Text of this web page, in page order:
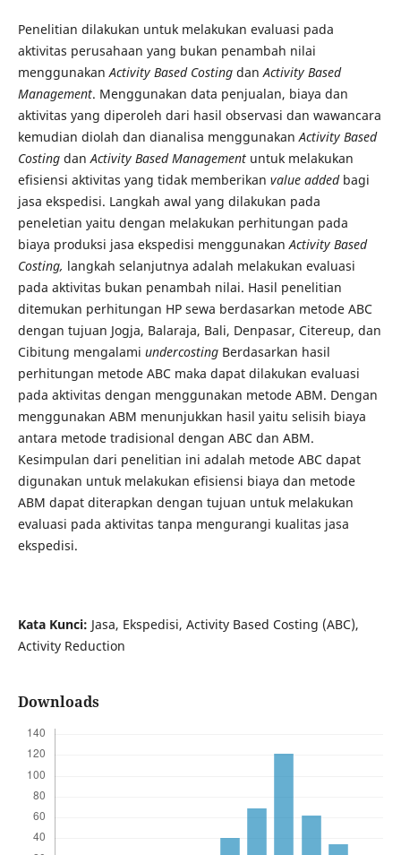
Penelitian dilakukan untuk melakukan evaluasi pada
aktivitas perusahaan yang bukan penambah nilai
menggunakanActivity Based Costing danActivity Based
Management. Menggunakan data penjualan, biaya dan
aktivitas yang diperoleh dari hasil observasi dan wawancara
kemudian diolah dan dianalisa menggunakanActivity Based
Costing danActivity Based Management untuk melakukan
efisiensi aktivitas yang tidak memberikan value added bagi
jasa ekspedisi. Langkah awal yang dilakukan pada
peneletian yaitu dengan melakukan perhitungan pada
biaya produksi jasa ekspedisi menggunakanActivity Based
Costing, langkah selanjutnya adalah melakukan evaluasi
pada aktivitas bukan penambah nilai. Hasil penelitian
ditemukan perhitungan HP sewa berdasarkan metode ABC
dengan tujuan Jogja, Balaraja, Bali, Denpasar, Citereup, dan
Cibitung mengalami undercosting Berdasarkan hasil
perhitungan metode ABC maka dapat dilakukan evaluasi
pada aktivitas dengan menggunakan metode ABM. Dengan
menggunakan ABM menunjukkan hasil yaitu selisih biaya
antara metode tradisional dengan ABC dan ABM.
Kesimpulan dari penelitian ini adalah metode ABC dapat
digunakan untuk melakukan efisiensi biaya dan metode
ABM dapat diterapkan dengan tujuan untuk melakukan
evaluasi pada aktivitas tanpa mengurangi kualitas jasa
ekspedisi.
Kata Kunci: Jasa, Ekspedisi, Activity Based Costing (ABC),
Activity Reduction
Downloads